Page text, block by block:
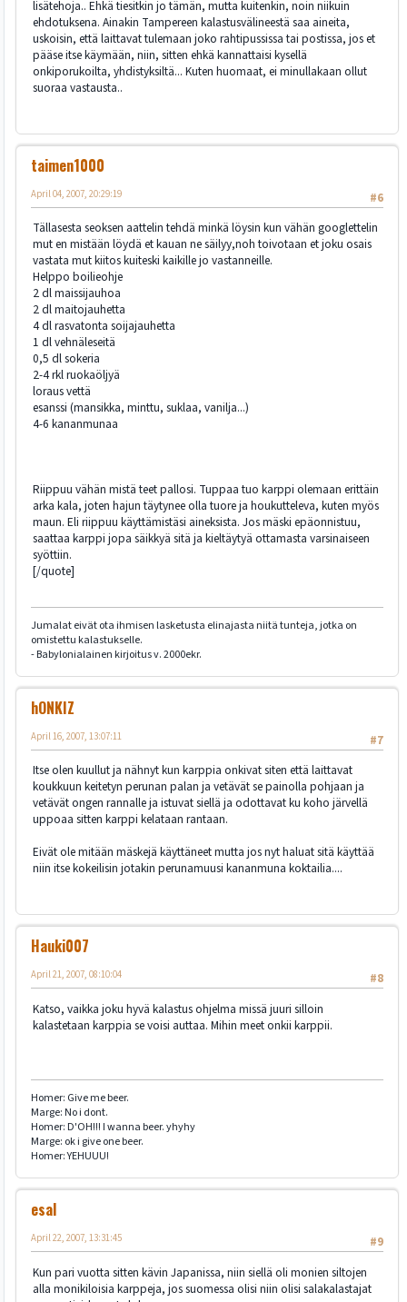
lisätehoja.. Ehkä tiesitkin jo tämän, mutta kuitenkin, noin niikuin
ehdotuksena. Ainakin Tampereen kalastusvälineestä saa aineita,
uskoisin, että laittavat tulemaan joko rahtipussissa tai postissa, jos et
pääse itse käymään, niin, sitten ehkä kannattaisi kysellä
onkiporukoilta, yhdistyksiltä... Kuten huomaat, ei minullakaan ollut
suoraa vastausta..
taimen1000
#6
April 04, 2007, 20:29:19
Tällasesta seoksen aattelin tehdä minkä löysin kun vähän googlettelin
mut en mistään löydä et kauan ne säilyy,noh toivotaan et joku osais
vastata mut kiitos kuiteski kaikille jo vastanneille.
Helppo boilieohje
2 dl maissijauhoa
2 dl maitojauhetta
4 dl rasvatonta soijajauhetta
1 dl vehnäleseitä
0,5 dl sokeria
2-4 rkl ruokaöljyä
loraus vettä
esanssi (mansikka, minttu, suklaa, vanilja...)
4-6 kananmunaa
Riippuu vähän mistä teet pallosi. Tuppaa tuo karppi olemaan erittäin
arka kala, joten hajun täytynee olla tuore ja houkutteleva, kuten myös
maun. Eli riippuu käyttämistäsi aineksista. Jos mäski epäonnistuu,
saattaa karppi jopa säikkyä sitä ja kieltäytyä ottamasta varsinaiseen
syöttiin.
[/quote]
Jumalat eivät ota ihmisen lasketusta elinajasta niitä tunteja, jotka on
omistettu kalastukselle.
- Babylonialainen kirjoitus v. 2000ekr.
hONKIZ
#7
April 16, 2007, 13:07:11
Itse olen kuullut ja nähnyt kun karppia onkivat siten että laittavat
koukkuun keitetyn perunan palan ja vetävät se painolla pohjaan ja
vetävät ongen rannalle ja istuvat siellä ja odottavat ku koho järvellä
uppoaa sitten karppi kelataan rantaan.
Eivät ole mitään mäskejä käyttäneet mutta jos nyt haluat sitä käyttää
niin itse kokeilisin jotakin perunamuusi kananmuna koktailia....
Hauki007
#8
April 21, 2007, 08:10:04
Katso, vaikka joku hyvä kalastus ohjelma missä juuri silloin
kalastetaan karppia se voisi auttaa. Mihin meet onkii karppii.
Homer: Give me beer.
Marge: No i dont.
Homer: D'OH!!! I wanna beer. yhyhy
Marge: ok i give one beer.
Homer: YEHUUU!
esal
#9
April 22, 2007, 13:31:45
Kun pari vuotta sitten kävin Japanissa, niin siellä oli monien siltojen
alla monikiloisia karppeja, jos suomessa olisi niin olisi salakalastajat